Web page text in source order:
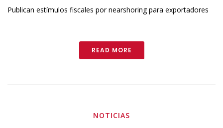
Publican estímulos fiscales por nearshoring para exportadores
READ MORE
NOTICIAS